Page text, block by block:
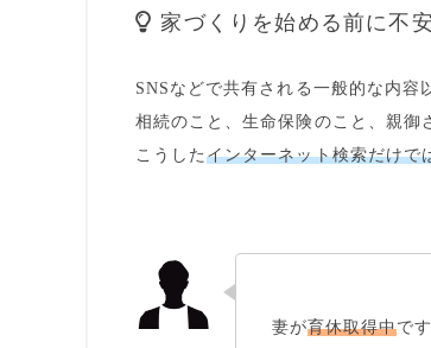
家づくりを始める前に不
SNSなどで共有される一般的な内
相続のこと、生命保険のこと、親
こうしたインターネット検索だけで
妻が育休取得中で